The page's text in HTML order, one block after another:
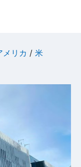
メリカ / 米